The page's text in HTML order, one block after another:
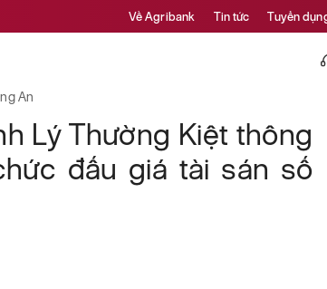
Về Agribank Tin tức Tuyển
An
Lý Thường Kiệt thông
đấu giá tài sán số